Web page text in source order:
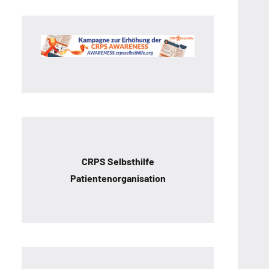
CRPS Selbsthilfe
Patientenorganisation